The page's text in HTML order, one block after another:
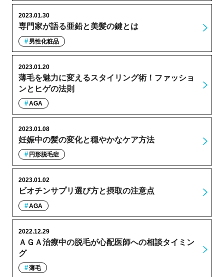
専門家が語る亜鉛と美髪の鍵とは
2023.01.30
男性化粧品
薄毛を魅力に変えるスタイリング術！ファッショ
ンとヒゲの法則
2023.01.20
AGA
妊娠中の髪の変化と穏やかなケア方法
2023.01.08
円形脱毛症
ビオチンサプリ選び方と摂取の注意点
2023.01.02
AGA
ＡＧＡ治療中の脱毛が心配医師への相談タイミン
グ
2022.12.29
薄毛